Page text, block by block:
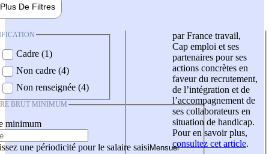
Plus De Filtres
Cadre (1)
Non cadre (4)
Non renseignée (4)
BRUT MINIMUM
minimum
une périodicité pour le salaire saisi
par France travail,
Cap emploi et ses
partenaires pour ses
actions concrètes en
faveur du recrutement,
de l’intégration et de
l’accompagnement de
ses collaborateurs en
situation de handicap.
Pour en savoir plus,
consultez cet article.